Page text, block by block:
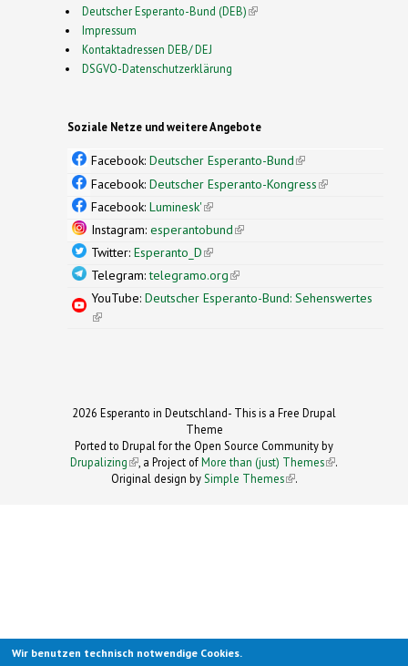
Deutscher Esperanto-Bund (DEB)(link is external)
Impressum
Kontaktadressen DEB/ DEJ
DSGVO-Datenschutzerklärung
Soziale Netze und weitere Angebote
Facebook: Deutscher Esperanto-Bund(link is
external)
Facebook: Deutscher Esperanto-Kongress(link is
Facebook: Luminesk'(link is external)
Instagram: esperantobund(link is external)
Twitter: Esperanto_D(link is external)
Telegram:telegramo.org(link is external)
YouTube: Deutscher Esperanto-Bund: Sehenswertes
(link is external)
2026 Esperanto in Deutschland- This is a Free Drupal
Theme
Ported to Drupal for the Open Source Community by
Drupalizing(link is external)
, a Project ofMore than (just) Themes (link is
.
Original design by Simple Themes
(link is
.
Wir benutzen technisch notwendige Cookies.